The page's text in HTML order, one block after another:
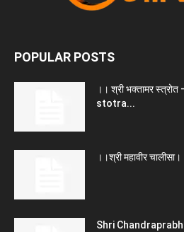
POPULAR POSTS
।। श्री भक्तामर
stotra...
।।श्री महावीर
Shri